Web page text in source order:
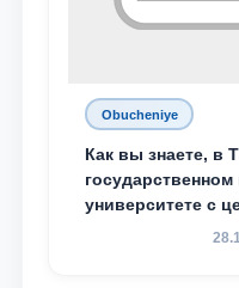
Obucheniye
Как вы знаете, в
университете с
талантливых,